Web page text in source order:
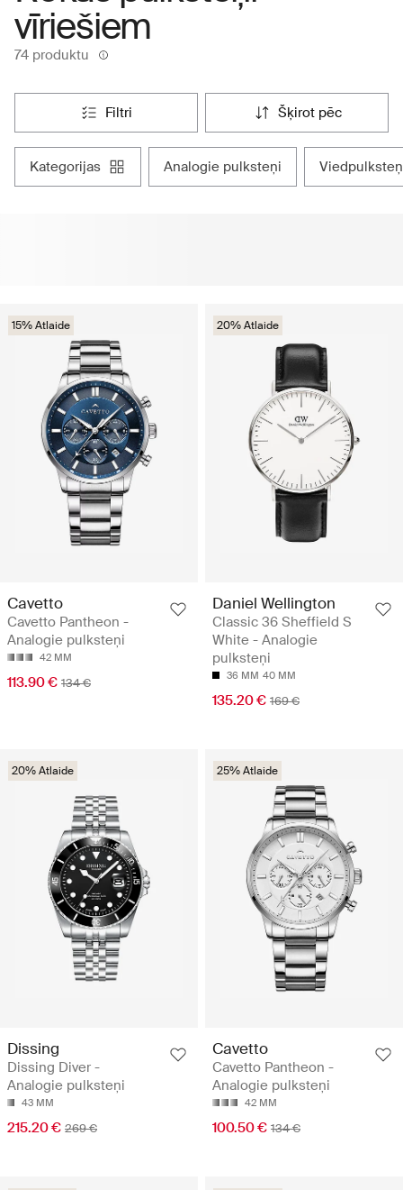
vīriešiem
74 produktu
filtri šķirot pēc
kategorijas analogie pulksteņi
15% Atlaide
Cavetto
Cavetto Pantheon -
Analogie pulksteņi
42 MM
113.90 € 134 €
20% Atlaide
Daniel Wellington
Classic 36 Sheffield S
White - Analogie
pulksteņi
36 MM 40 MM
135.20 € 169 €
20% Atlaide
Dissing
Dissing Diver -
Analogie pulksteņi
43 MM
215.20 € 269 €
25% Atlaide
Cavetto
Cavetto Pantheon -
Analogie pulksteņi
42 MM
100.50 € 134 €